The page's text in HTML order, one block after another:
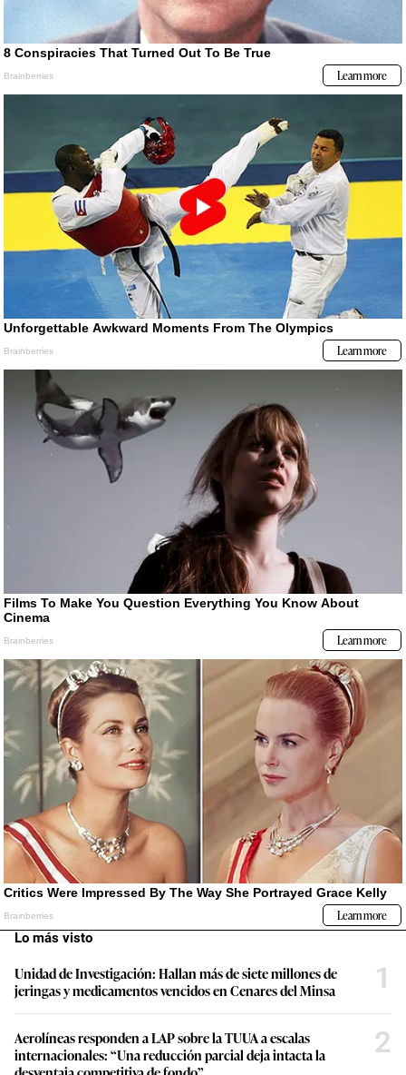
Lo más visto
Unidad de Investigación: Hallan más de siete millones de
jeringas y medicamentos vencidos en Cenares del Minsa
1
Aerolíneas responden a LAP sobre la TUUA a escalas
internacionales: “Una reducción parcial deja intacta la
2